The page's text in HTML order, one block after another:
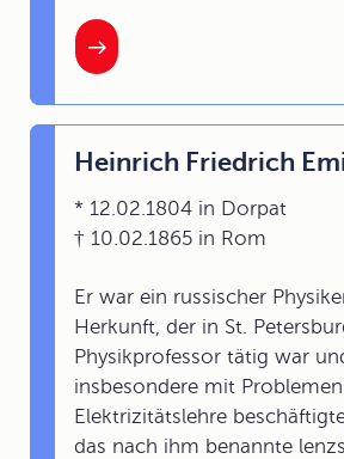
Heinrich Friedrich
* 12.02.1804 in Dorpat
† 10.02.1865 in Rom
Er war ein russischer
Herkunft, der in St.
Physikprofessor tätig war
insbesondere mit
Elektrizitätslehre
das nach ihm benannte